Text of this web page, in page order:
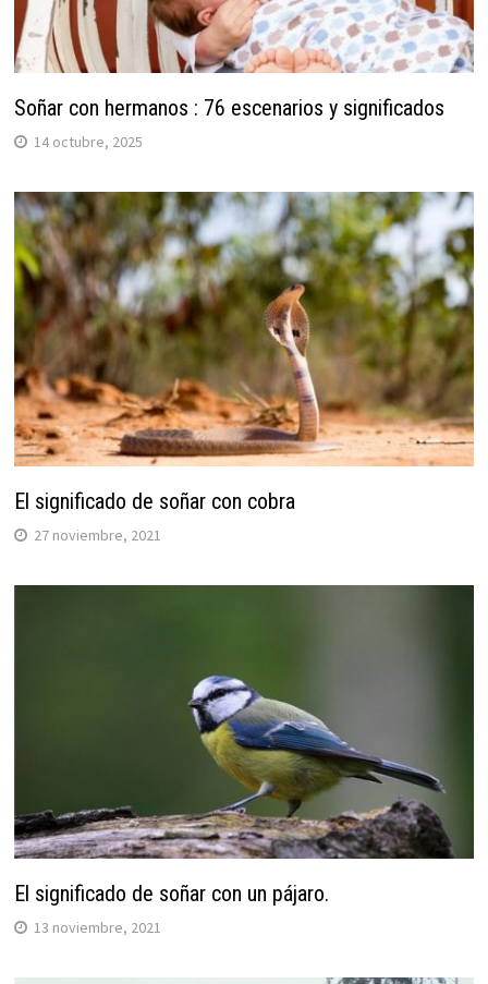
Soñar con hermanos : 76 escenarios y significados
14 octubre, 2025
El significado de soñar con cobra
27 noviembre, 2021
El significado de soñar con un pájaro.
13 noviembre, 2021